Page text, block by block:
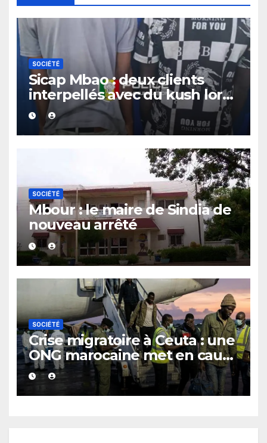
SOCIÉTÉ
Sicap Mbao : deux clients
interpellés avec du kush lors
d’un contrôle de police dans
un bar
SOCIÉTÉ
Mbour : le maire de Sindia de
nouveau arrêté
SOCIÉTÉ
Crise migratoire à Ceuta : une
ONG marocaine met en cause
les responsabilités de Rabat
et de Madrid